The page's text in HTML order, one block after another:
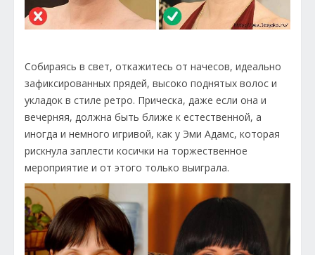
Собираясь в свет, откажитесь от начесов, идеально
зафиксированных прядей, высоко поднятых волос и
укладок в стиле ретро. Прическа, даже если она и
вечерняя, должна быть ближе к естественной, а
иногда и немного игривой, как у Эми Адамс, которая
рискнула заплести косички на торжественное
мероприятие и от этого только выиграла.